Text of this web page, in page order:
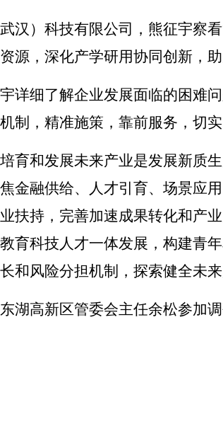
汉）科技有限公司，熊征宇察
源，深化产学研用协同创新，
详细了解企业发展面临的困难
制，精准施策，靠前服务，切
育和发展未来产业是发展新质
金融供给、人才引育、场景应
扶持，完善加速成果转化和产
育科技人才一体发展，构建青
和风险分担机制，探索健全未
湖高新区管委会主任余松参加调